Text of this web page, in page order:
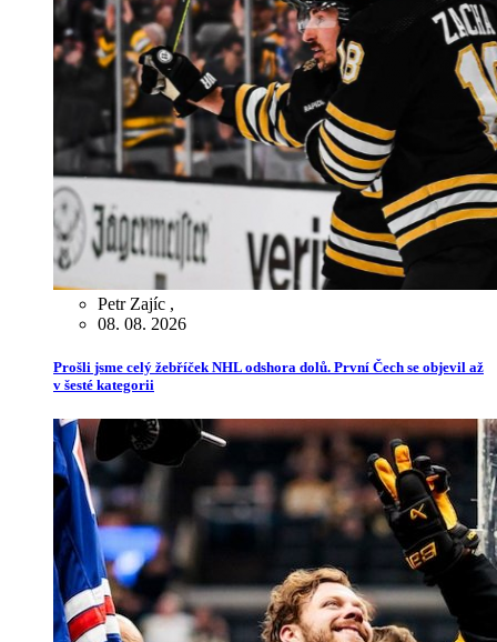
Petr Zajíc ,
08. 08. 2026
Prošli jsme celý žebříček NHL odshora dolů. První Čech se objevil až
v šesté kategorii